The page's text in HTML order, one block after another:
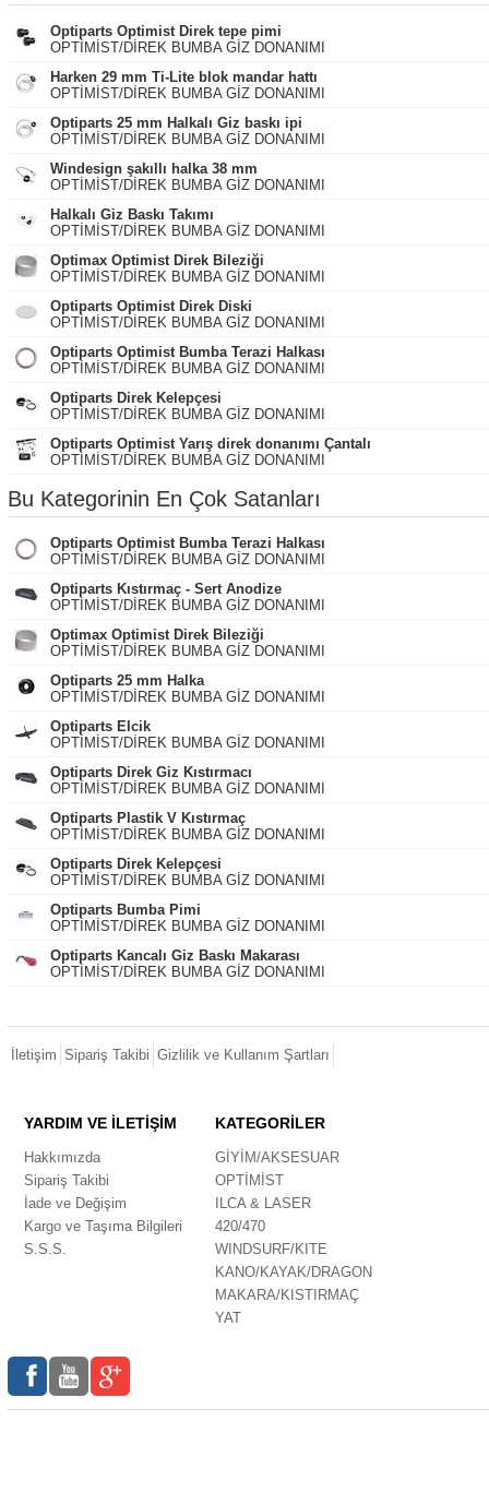
Optiparts Optimist Direk tepe pimi
OPTİMİST/DİREK BUMBA GİZ DONANIMI
Harken 29 mm Ti-Lite blok mandar hattı
OPTİMİST/DİREK BUMBA GİZ DONANIMI
Optiparts 25 mm Halkalı Giz baskı ipi
OPTİMİST/DİREK BUMBA GİZ DONANIMI
Windesign şakıllı halka 38 mm
OPTİMİST/DİREK BUMBA GİZ DONANIMI
Halkalı Giz Baskı Takımı
OPTİMİST/DİREK BUMBA GİZ DONANIMI
Optimax Optimist Direk Bileziği
OPTİMİST/DİREK BUMBA GİZ DONANIMI
Optiparts Optimist Direk Diski
OPTİMİST/DİREK BUMBA GİZ DONANIMI
Optiparts Optimist Bumba Terazi Halkası
OPTİMİST/DİREK BUMBA GİZ DONANIMI
Optiparts Direk Kelepçesi
OPTİMİST/DİREK BUMBA GİZ DONANIMI
Optiparts Optimist Yarış direk donanımı Çantalı
OPTİMİST/DİREK BUMBA GİZ DONANIMI
Bu Kategorinin En Çok Satanları
Optiparts Optimist Bumba Terazi Halkası
OPTİMİST/DİREK BUMBA GİZ DONANIMI
Optiparts Kıstırmaç - Sert Anodize
OPTİMİST/DİREK BUMBA GİZ DONANIMI
Optimax Optimist Direk Bileziği
OPTİMİST/DİREK BUMBA GİZ DONANIMI
Optiparts 25 mm Halka
OPTİMİST/DİREK BUMBA GİZ DONANIMI
Optiparts Elcik
OPTİMİST/DİREK BUMBA GİZ DONANIMI
Optiparts Direk Giz Kıstırmacı
OPTİMİST/DİREK BUMBA GİZ DONANIMI
Optiparts Plastik V Kıstırmaç
OPTİMİST/DİREK BUMBA GİZ DONANIMI
Optiparts Direk Kelepçesi
OPTİMİST/DİREK BUMBA GİZ DONANIMI
Optiparts Bumba Pimi
OPTİMİST/DİREK BUMBA GİZ DONANIMI
Optiparts Kancalı Giz Baskı Makarası
OPTİMİST/DİREK BUMBA GİZ DONANIMI
İletişim Sipariş Takibi Gizlilik ve Kullanım Şartları
YARDIM VE İLETİŞİM
Hakkımızda
Sipariş Takibi
İade ve Değişim
Kargo ve Taşıma Bilgileri
S.S.S.
KATEGORİLER
GİYİM/AKSESUAR
OPTİMİST
ILCA & LASER
420/470
WINDSURF/KITE
KANO/KAYAK/DRAGON
MAKARA/KISTIRMAÇ
YAT